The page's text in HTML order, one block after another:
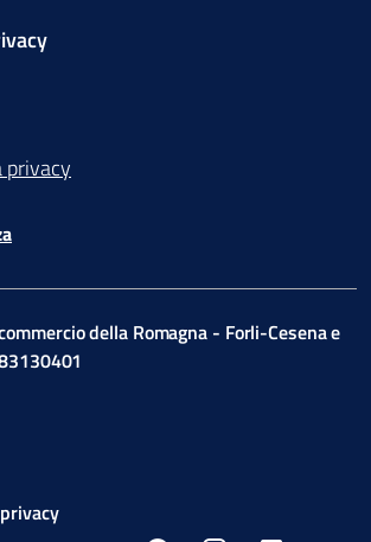
della Romagna - Forli-Cesena e